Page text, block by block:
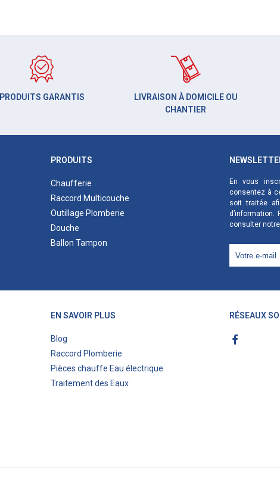
PRODUITS GARANTIS
LIVRAISON À DOMICILE OU
CHANTIER
PRODUITS
Chaufferie
Raccord Multicouche
Outillage Plomberie
Douche
Ballon Tampon
En vous
consentez à
soit traitée
consulter
EN SAVOIR PLUS
Blog
Raccord Plomberie
Pièces chauffe Eau électrique
Traitement des Eaux
RÉSEAUX